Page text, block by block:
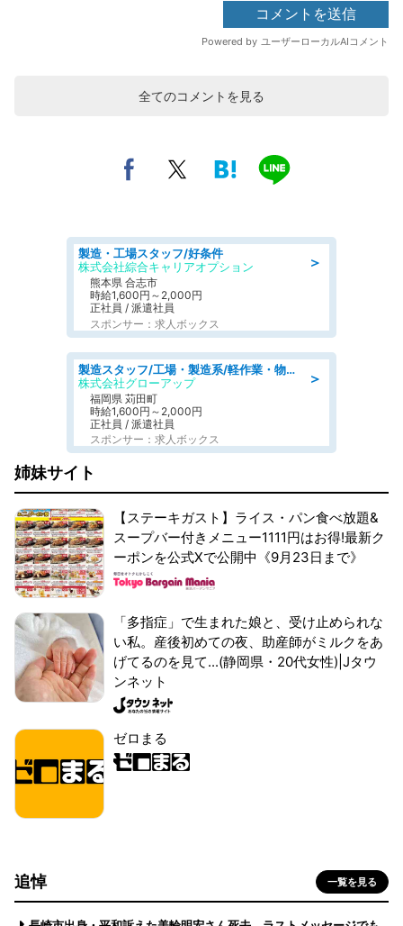
全てのコメントを見る
＞
製造・工場スタッフ/好条件
株式会社綜合キャリアオプション
熊本県 合志市
時給1,600円～2,000円
正社員 / 派遣社員
スポンサー：求人ボックス
＞
製造スタッフ/工場・製造系/軽作業・物流系 祝い金5万 月30万超 土日休みで稼げる車のシート製造
株式会社グローアップ
福岡県 苅田町
時給1,600円～2,000円
正社員 / 派遣社員
スポンサー：求人ボックス
姉妹サイト
【ステーキガスト】ライス・パン食べ放題&
スープバー付きメニュー1111円はお得!最新ク
ーポンを公式Xで公開中《9月23日まで》
「多指症」で生まれた娘と、受け止められな
い私。産後初めての夜、助産師がミルクをあ
げてるのを見て...(静岡県・20代女性)|Jタウ
ンネット
ゼロまる
追悼 一覧を見る